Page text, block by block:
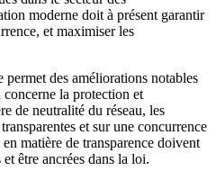
moderne doit à présent garantir
et maximiser les
des améliorations notables
la protection et
de neutralité du réseau, les
et sur une concurrence
matière de transparence doivent
être ancrées dans la loi.